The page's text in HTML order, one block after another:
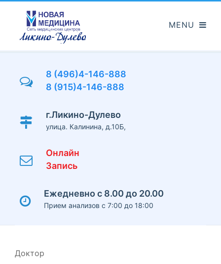
основному
содержанию
8 (496)4-146-888
8 (915)4-146-888
г.Ликино-Дулево
улица. Калинина, д.10Б,
Онлайн
Запись
Ежедневно с 8.00 до 20.00
Прием анализов с 7:00 до 18:00
Доктор